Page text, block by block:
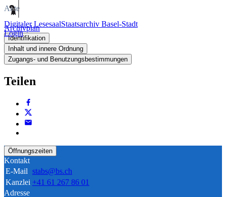
Digitaler LesesaalStaatsarchiv Basel-Stadt
Login
Akte
Archivplan
Identifikation
Inhalt und innere Ordnung
Zugangs- und Benutzungsbestimmungen
Teilen
Öffnungszeiten
Kontakt
E-Mail stabs@bs.ch
Kanzlei +41 61 267 86 01
Adresse